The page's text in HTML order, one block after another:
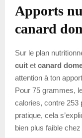
Apports
canard
Sur le plan
cuit et canard
attention à ton
Pour 75 grammes,
calories, contre 253
pratique, cela
bien plus faible